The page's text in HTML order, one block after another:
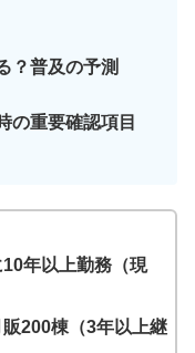
？普及の予測
の重要確認項目
年以上勤務（現
200棟（3年以上継